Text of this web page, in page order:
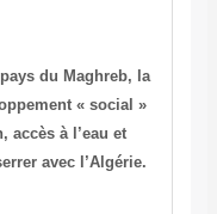
du Maghreb, la
« social »
accès à l’eau et
avec l’Algérie.